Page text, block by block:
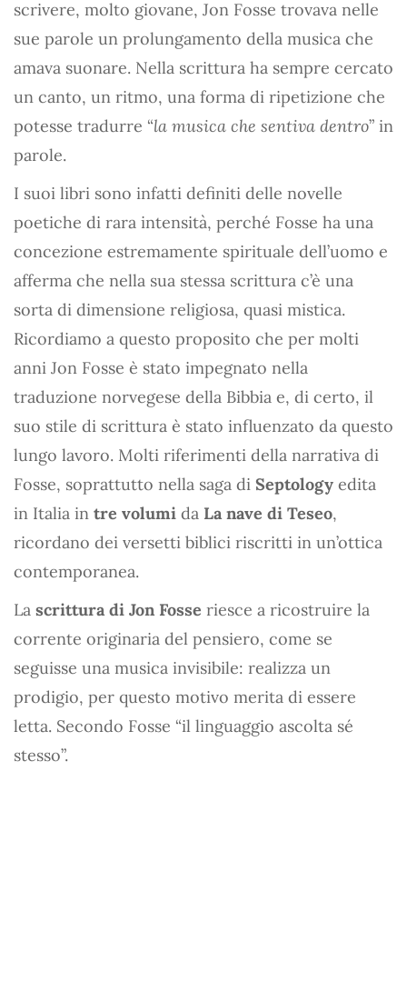
scrivere, molto giovane, Jon Fosse trovava nelle
sue parole un prolungamento della musica che
amava suonare. Nella scrittura ha sempre cercato
un canto, un ritmo, una forma di ripetizione che
potesse tradurre “la musica che sentiva dentro” in
parole.
I suoi libri sono infatti definiti delle novelle
poetiche di rara intensità, perché Fosse ha una
concezione estremamente spirituale dell’uomo e
afferma che nella sua stessa scrittura c’è una
sorta di dimensione religiosa, quasi mistica.
Ricordiamo a questo proposito che per molti
anni Jon Fosse è stato impegnato nella
traduzione norvegese della Bibbia e, di certo, il
suo stile di scrittura è stato influenzato da questo
lungo lavoro. Molti riferimenti della narrativa di
Fosse, soprattutto nella saga di Septology edita
in Italia in tre volumi da La nave di Teseo,
ricordano dei versetti biblici riscritti in un’ottica
contemporanea.
La scrittura di Jon Fosse riesce a ricostruire la
corrente originaria del pensiero, come se
seguisse una musica invisibile: realizza un
prodigio, per questo motivo merita di essere
letta. Secondo Fosse “il linguaggio ascolta sé
stesso”.